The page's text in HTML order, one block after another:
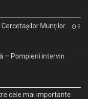
Munților 6
– Pompierii intervin
cele mai importante